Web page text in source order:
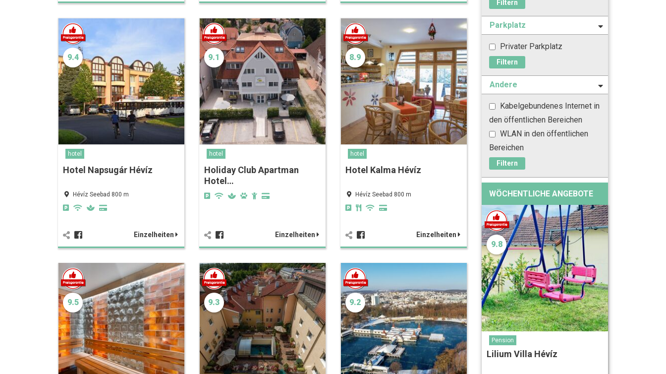
9.4
hotel
Hotel Napsugár Hévíz
Hévíz Seebad 800 m
Einzelheiten
9.1
hotel
Holiday Club Apartman
Hotel…
Einzelheiten
8.9
hotel
Hotel Kalma Hévíz
Hévíz Seebad 800 m
Einzelheiten
9.5 9.3 9.2
Filtern
Parkplatz
Privater Parkplatz
Filtern
Andere
Kabelgebundenes Internet in
den öffentlichen Bereichen
WLAN in den öffentlichen
Bereichen
Filtern
WÖCHENTLICHE ANGEBOTE
9.8
Pension
Lilium Villa Hévíz